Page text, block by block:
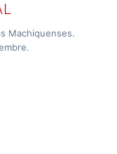
Machiquenses.